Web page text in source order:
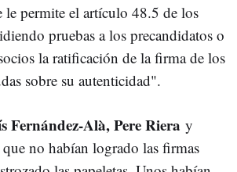
le permite el artículo 48.5 de los
pruebas a los precandidatos o
la ratificación de la firma de los
sobre su autenticidad".
Alà, Pere Riera y
que no habían logrado las firmas